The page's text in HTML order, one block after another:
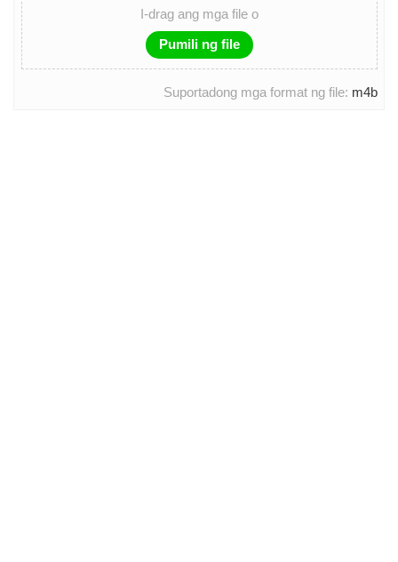
I-drag ang mga file o
Pumili ng file
Suportadong mga format ng file: m4b